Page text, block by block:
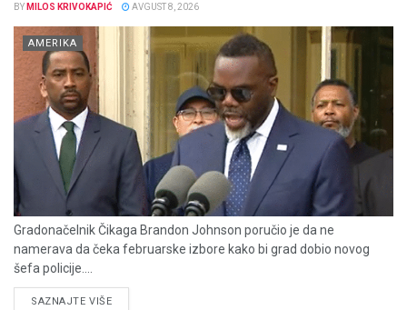
BY MILOS KRIVOKAPIĆ AVGUST 8, 2026
AMERIKA
Gradonačelnik Čikaga Brandon Johnson poručio je da ne
namerava da čeka februarske izbore kako bi grad dobio novog
šefa policije....
SAZNAJTE VIŠEDETAILS